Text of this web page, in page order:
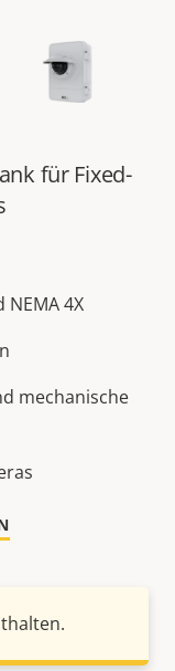
für Fixed-
4X
mechanische